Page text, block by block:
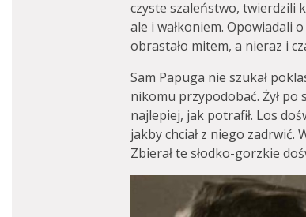
czyste szaleństwo, twierdzili
ale i wałkoniem. Opowiadali
obrastało mitem, a nieraz i
Sam Papuga nie szukał
nikomu przypodobać. Żył po
najlepiej, jak potrafił. Los
jakby chciał z niego zadrwić.
Zbierał te słodko-gorzkie